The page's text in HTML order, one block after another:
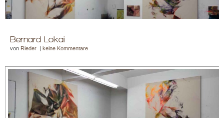
Bernard Lokai
von Rieder | keine Kommentare